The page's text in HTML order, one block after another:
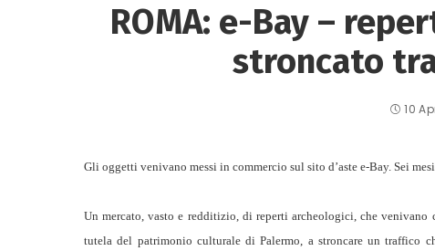
ROMA: e-Bay –
stroncato
10
Gli oggetti venivano messi in commercio sul sito d’aste e-Bay. Sei
Un mercato, vasto e redditizio, di reperti archeologici, che
tutela del patrimonio culturale di Palermo, a stroncare un traffico